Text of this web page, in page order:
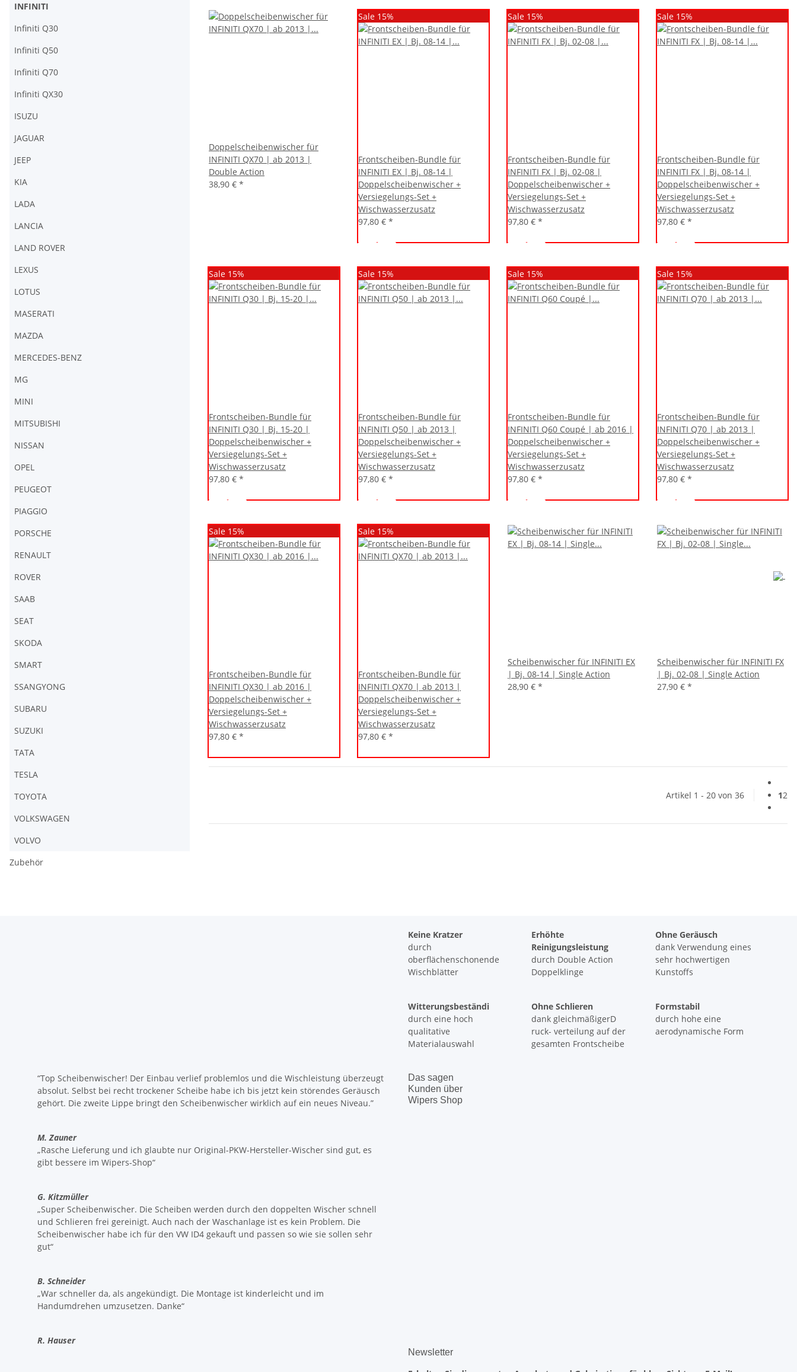
Doppelscheibenwischer für
INFINITI QX70 | ab 2013 |
Double Action
38,90 € *
Sale 15%
Frontscheiben-Bundle für
INFINITI EX | Bj. 08-14 |
Doppelscheibenwischer +
Versiegelungs-Set +
Wischwasserzusatz
97,80 € *
Sale 15%
Frontscheiben-Bundle für
INFINITI FX | Bj. 02-08 |
Doppelscheibenwischer +
Versiegelungs-Set +
Wischwasserzusatz
97,80 € *
Sale 15%
Frontscheiben-Bundle für
INFINITI FX | Bj. 08-14 |
Doppelscheibenwischer +
Versiegelungs-Set +
Wischwasserzusatz
97,80 € *
Sale 15%
Frontscheiben-Bundle für
INFINITI Q30 | Bj. 15-20 |
Doppelscheibenwischer +
Versiegelungs-Set +
Wischwasserzusatz
97,80 € *
Sale 15%
Frontscheiben-Bundle für
INFINITI Q50 | ab 2013 |
Doppelscheibenwischer +
Versiegelungs-Set +
Wischwasserzusatz
97,80 € *
Sale 15%
Frontscheiben-Bundle für
INFINITI Q60 Coupé | ab 2016 |
Doppelscheibenwischer +
Versiegelungs-Set +
Wischwasserzusatz
97,80 € *
Sale 15%
Frontscheiben-Bundle für
INFINITI Q70 | ab 2013 |
Doppelscheibenwischer +
Versiegelungs-Set +
Wischwasserzusatz
97,80 € *
Sale 15%
Frontscheiben-Bundle für
INFINITI QX30 | ab 2016 |
Doppelscheibenwischer +
Versiegelungs-Set +
Wischwasserzusatz
97,80 € *
Sale 15%
Frontscheiben-Bundle für
INFINITI QX70 | ab 2013 |
Doppelscheibenwischer +
Versiegelungs-Set +
Wischwasserzusatz
97,80 € *
Scheibenwischer für INFINITI EX
| Bj. 08-14 | Single Action
28,90 € *
Scheibenwischer für INFINITI FX
| Bj. 02-08 | Single Action
27,90 € *
Artikel 1 - 20 von 36 12
INFINITI
Infiniti Q30
Infiniti Q50
Infiniti Q70
Infiniti QX30
ISUZU
JAGUAR
JEEP
KIA
LADA
LANCIA
LAND ROVER
LEXUS
LOTUS
MASERATI
MAZDA
MERCEDES-BENZ
MG
MINI
MITSUBISHI
NISSAN
OPEL
PEUGEOT
PIAGGIO
PORSCHE
RENAULT
ROVER
SAAB
SEAT
SKODA
SMART
SSANGYONG
SUBARU
SUZUKI
TATA
TESLA
TOYOTA
VOLKSWAGEN
VOLVO
Zubehör
Keine Kratzer
durch
oberflächenschonende
Wischblätter
Erhöhte
Reinigungsleistung
durch Double Action
Doppelklinge
Ohne Geräusch
dank Verwendung eines
sehr hochwertigen
Kunstoffs
Witterungsbeständi
durch eine hoch
qualitative
Materialauswahl
Ohne Schlieren
dank gleichmäßigerD
ruck- verteilung auf der
gesamten Frontscheibe
Formstabil
durch hohe eine
aerodynamische Form
“Top Scheibenwischer! Der Einbau verlief problemlos und die Wischleistung überzeugt
absolut. Selbst bei recht trockener Scheibe habe ich bis jetzt kein störendes Geräusch
gehört. Die zweite Lippe bringt den Scheibenwischer wirklich auf ein neues Niveau.”
M. Zauner
„Rasche Lieferung und ich glaubte nur Original-PKW-Hersteller-Wischer sind gut, es
gibt bessere im Wipers-Shop“
G. Kitzmüller
„Super Scheibenwischer. Die Scheiben werden durch den doppelten Wischer schnell
und Schlieren frei gereinigt. Auch nach der Waschanlage ist es kein Problem. Die
Scheibenwischer habe ich für den VW ID4 gekauft und passen so wie sie sollen sehr
gut“
B. Schneider
„War schneller da, als angekündigt. Die Montage ist kinderleicht und im
Handumdrehen umzusetzen. Danke“
R. Hauser
Das sagen
Kunden über
Wipers Shop
Newsletter